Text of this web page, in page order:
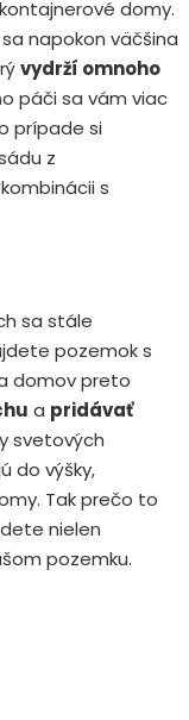
domy.
napokon väčšina
vydrží omnoho
páči sa vám viac
prípade si
z
s
sa stále
pozemok s
domov preto
a pridávať
svetových
do výšky,
Tak prečo to
nielen
pozemku.